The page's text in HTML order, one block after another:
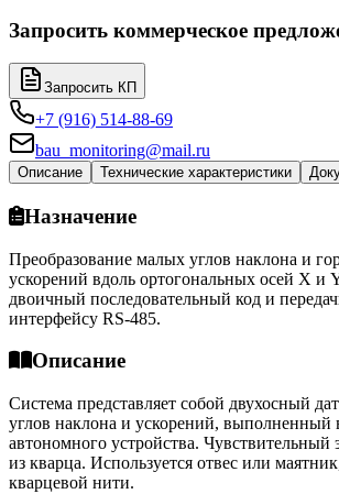
Запросить коммерческое
Запросить КП
+7 (916) 514-88-69
bau_monitoring@mail.ru
Описание Технические характеристики
Назначение
Преобразование малых углов наклона и
ускорений вдоль ортогональных осей X и
двоичный последовательный код и
интерфейсу RS-485.
Описание
Система представляет собой двухосный
углов наклона и ускорений, выполненный
автономного устройства. Чувствительный
из кварца. Используется отвес или
кварцевой нити.